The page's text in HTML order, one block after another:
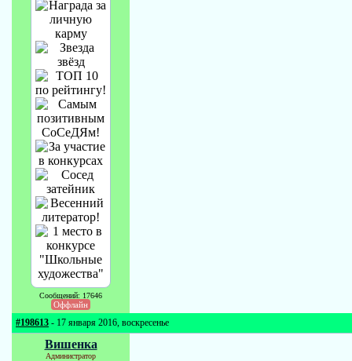
Сообщений: 17646
Оффлайн
#198613 - 17 января 2016, воскресенье
Вишенка
Администратор